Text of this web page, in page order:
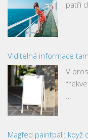
patří
Viditelná informace
V
…
Magfed paintball: když